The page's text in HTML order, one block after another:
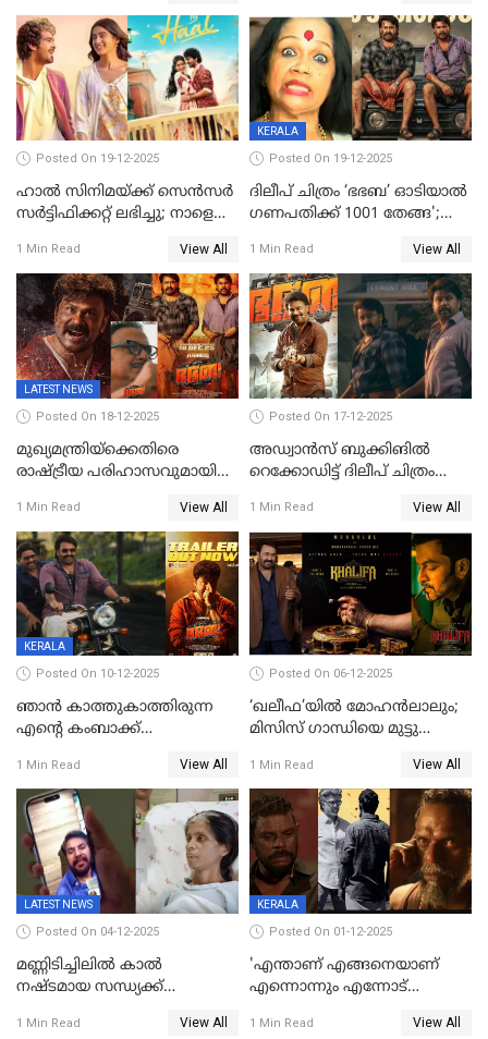
Posted On 19-12-2025
ഹാല്‍ സിനിമയ്ക്ക് സെന്‍സര്‍
സര്‍ട്ടിഫിക്കറ്റ് ലഭിച്ചു; നാളെ
1 Min Read View All
KERALA
Posted On 19-12-2025
ദിലീപ് ചിത്രം ‘ഭഭബ’ ഓടിയാൽ
ഗണപതിക്ക് 1001 തേങ്ങ';
1 Min Read View All
LATEST NEWS
Posted On 18-12-2025
മുഖ്യമന്ത്രിയ്ക്കെതിരെ
രാഷ്ട്രീയ പരിഹാസവുമായി
1 Min Read View All
Posted On 17-12-2025
അഡ്വാൻസ് ബുക്കിങിൽ
റെക്കോഡിട്ട് ദിലീപ് ചിത്രം
റെക്കോർഡ് വിൽപ്പന;
മണിക്കൂറില്‍ വിറ്റത്
1000ത്തിന് മുകളിൽ ടിക്കറ്റ്
1 Min Read View All
KERALA
Posted On 10-12-2025
ഞാന്‍ കാത്തുകാത്തിരുന്ന
എന്റെ കംബാക്ക്
പുറത്ത്
1 Min Read View All
Posted On 06-12-2025
‘ഖലീഫ’യിൽ മോഹൻലാലും;
മിസിസ് ഗാന്ധിയെ മുട്ടു
അഹമ്മദ് അലിയായെത്തും
1 Min Read View All
LATEST NEWS
Posted On 04-12-2025
മണ്ണിടിച്ചിലിൽ കാല്‍
നഷ്ടമായ സന്ധ്യക്ക്
വീഡിയോകോൾ;
1 Min Read View All
KERALA
Posted On 01-12-2025
'എന്താണ് എങ്ങനെയാണ്
എന്നൊന്നും എന്നോട്
താനുമുണ്ടെന്ന് വിനായകൻ
1 Min Read View All